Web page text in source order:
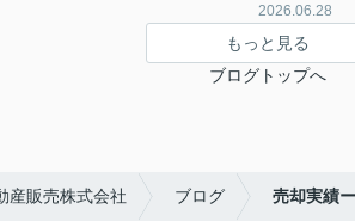
2026.06.28
もっと見る
ブログトップへ
産販売株式会社 ブログ 売却実績